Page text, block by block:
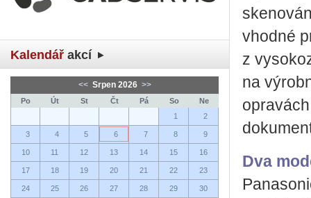
Kalendář akcí
<< Srpen 2026 >>
Po Út St Čt Pá So
Ne
1
2
3 4 5 6 7 8 9
10 11 12 13 14 15 16
17 18 19 20 21 22 23
24 25 26 27 28 29 30
vhodné
z
na
Dva